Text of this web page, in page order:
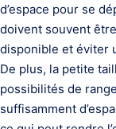
d’espace pour se
doivent souvent
disponible et éviter
De plus, la petite
possibilités de
suffisamment